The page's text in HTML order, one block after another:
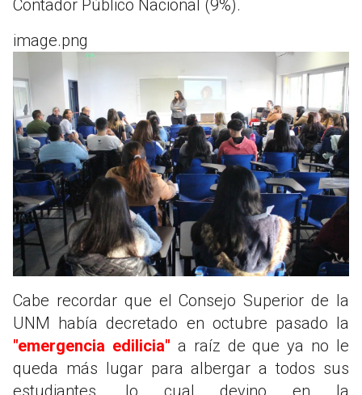
Contador Público Nacional (9%).
image.png
Cabe recordar que el Consejo Superior de la
UNM había decretado en octubre pasado la
"emergencia edilicia" a raíz de que ya no le
queda más lugar para albergar a todos sus
estudiantes, lo cual devino en la